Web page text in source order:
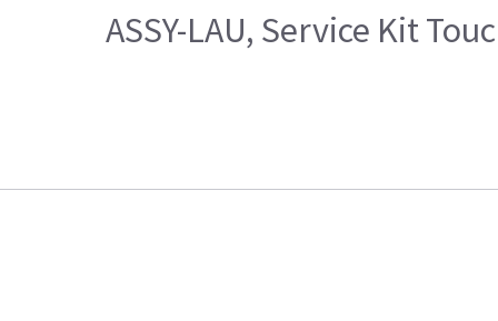
ASSY-LAU, Service Kit